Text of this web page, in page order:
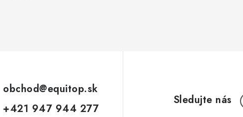
obchod@equitop.sk
+421 947 944 277